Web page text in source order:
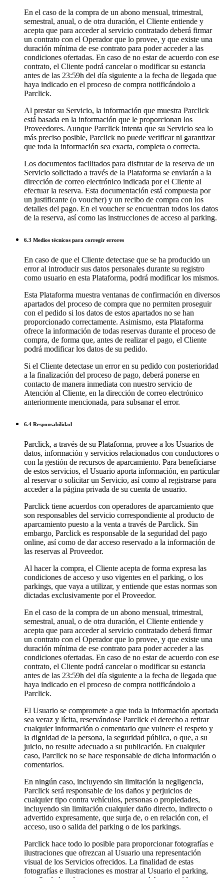
En el caso de la compra de un abono mensual, trimestral,
semestral, anual, o de otra duración, el Cliente entiende y
acepta que para acceder al servicio contratado deberá firmar
un contrato con el Operador que lo provee, y que existe una
duración mínima de ese contrato para poder acceder a las
condiciones ofertadas. En caso de no estar de acuerdo con ese
contrato, el Cliente podrá cancelar o modificar su estancia
antes de las 23:59h del día siguiente a la fecha de llegada que
haya indicado en el proceso de compra notificándolo a
Parclick.
Al prestar su Servicio, la información que muestra Parclick
está basada en la información que le proporcionan los
Proveedores. Aunque Parclick intenta que su Servicio sea lo
más preciso posible, Parclick no puede verificar ni garantizar
que toda la información sea exacta, completa o correcta.
Los documentos facilitados para disfrutar de la reserva de un
Servicio solicitado a través de la Plataforma se enviarán a la
dirección de correo electrónico indicada por el Cliente al
efectuar la reserva. Esta documentación está compuesta por
un justificante (o voucher) y un recibo de compra con los
detalles del pago. En el voucher se encuentran todos los datos
de la reserva, así como las instrucciones de acceso al parking.
6.3 Medios técnicos para corregir errores
En caso de que el Cliente detectase que se ha producido un
error al introducir sus datos personales durante su registro
como usuario en esta Plataforma, podrá modificar los mismos.
Esta Plataforma muestra ventanas de confirmación en diversos
apartados del proceso de compra que no permiten proseguir
con el pedido si los datos de estos apartados no se han
proporcionado correctamente. Asimismo, esta Plataforma
ofrece la información de todas reservas durante el proceso de
compra, de forma que, antes de realizar el pago, el Cliente
podrá modificar los datos de su pedido.
Si el Cliente detectase un error en su pedido con posterioridad
a la finalización del proceso de pago, deberá ponerse en
contacto de manera inmediata con nuestro servicio de
Atención al Cliente, en la dirección de correo electrónico
anteriormente mencionada, para subsanar el error.
6.4 Responsabilidad
Parclick, a través de su Plataforma, provee a los Usuarios de
datos, información y servicios relacionados con conductores o
con la gestión de recursos de aparcamiento. Para beneficiarse
de estos servicios, el Usuario aporta información, en particular
al reservar o solicitar un Servicio, así como al registrarse para
acceder a la página privada de su cuenta de usuario.
Parclick tiene acuerdos con operadores de aparcamiento que
son responsables del servicio correspondiente al producto de
aparcamiento puesto a la venta a través de Parclick. Sin
embargo, Parclick es responsable de la seguridad del pago
online, así como de dar acceso reservado a la información de
las reservas al Proveedor.
Al hacer la compra, el Cliente acepta de forma expresa las
condiciones de acceso y uso vigentes en el parking, o los
parkings, que vaya a utilizar, y entiende que estas normas son
dictadas exclusivamente por el Proveedor.
En el caso de la compra de un abono mensual, trimestral,
semestral, anual, o de otra duración, el Cliente entiende y
acepta que para acceder al servicio contratado deberá firmar
un contrato con el Operador que lo provee, y que existe una
duración mínima de ese contrato para poder acceder a las
condiciones ofertadas. En caso de no estar de acuerdo con ese
contrato, el Cliente podrá cancelar o modificar su estancia
antes de las 23:59h del día siguiente a la fecha de llegada que
haya indicado en el proceso de compra notificándolo a
Parclick.
El Usuario se compromete a que toda la información aportada
sea veraz y lícita, reservándose Parclick el derecho a retirar
cualquier información o comentario que vulnere el respeto y
la dignidad de la persona, la seguridad pública, o que, a su
juicio, no resulte adecuado a su publicación. En cualquier
caso, Parclick no se hace responsable de dicha información o
comentarios.
En ningún caso, incluyendo sin limitación la negligencia,
Parclick será responsable de los daños y perjuicios de
cualquier tipo contra vehículos, personas o propiedades,
incluyendo sin limitación cualquier daño directo, indirecto o
advertido expresamente, que surja de, o en relación con, el
acceso, uso o salida del parking o de los parkings.
Parclick hace todo lo posible para proporcionar fotografías e
ilustraciones que ofrezcan al Usuario una representación
visual de los Servicios ofrecidos. La finalidad de estas
fotografías e ilustraciones es mostrar al Usuario el parking,